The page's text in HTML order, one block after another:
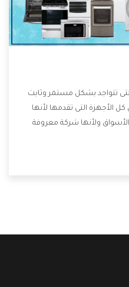
تتواجد بشكل مستمر وثابت
الأجهزة التى تقدمها لأنها
ولأنها شركة معروفة
التى تسهل على المستهلك